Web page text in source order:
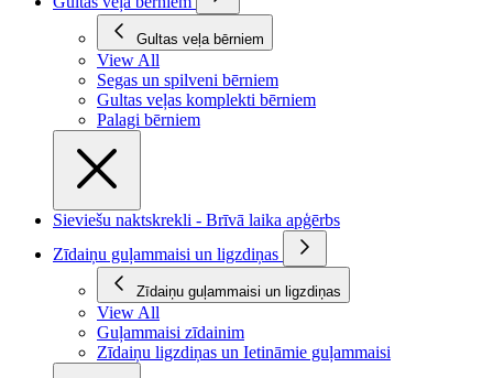
Gultas veļa bērniem
View All
Segas un spilveni bērniem
Gultas veļas komplekti bērniem
Palagi bērniem
Sieviešu naktskrekli - Brīvā laika apģērbs
Zīdaiņu guļammaisi un ligzdiņas
Zīdaiņu guļammaisi un ligzdiņas
View All
Guļammaisi zīdainim
Zīdaiņu ligzdiņas un Ietināmie guļammaisi